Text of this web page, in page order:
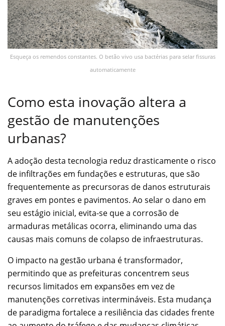
Esqueça os remendos constantes. O betão vivo usa bactérias para selar fissuras
automaticamente
Como esta inovação altera a
gestão de manutenções
urbanas?
A adoção desta tecnologia reduz drasticamente o risco
de infiltrações em fundações e estruturas, que são
frequentemente as precursoras de danos estruturais
graves em pontes e pavimentos. Ao selar o dano em
seu estágio inicial, evita-se que a corrosão de
armaduras metálicas ocorra, eliminando uma das
causas mais comuns de colapso de infraestruturas.
O impacto na gestão urbana é transformador,
permitindo que as prefeituras concentrem seus
recursos limitados em expansões em vez de
manutenções corretivas intermináveis. Esta mudança
de paradigma fortalece a resiliência das cidades frente